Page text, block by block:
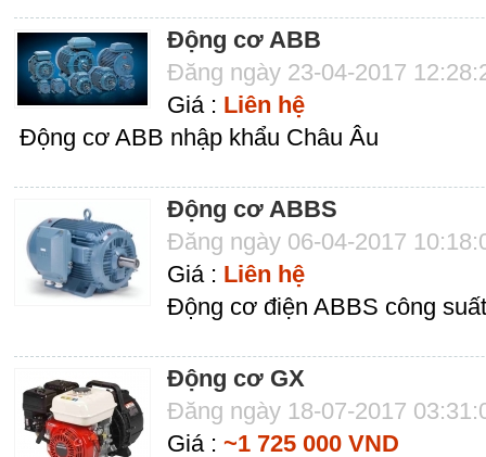
Động cơ ABB
Đăng ngày 23-04-2017
Giá : Liên hệ
Động cơ ABB nhập khẩu Châu Âu
Động cơ ABBS
Đăng ngày 06-04-2017
Giá : Liên hệ
Động cơ điện ABBS công
Động cơ GX
Đăng ngày 18-07-2017
Giá : ~1 725 000 VND